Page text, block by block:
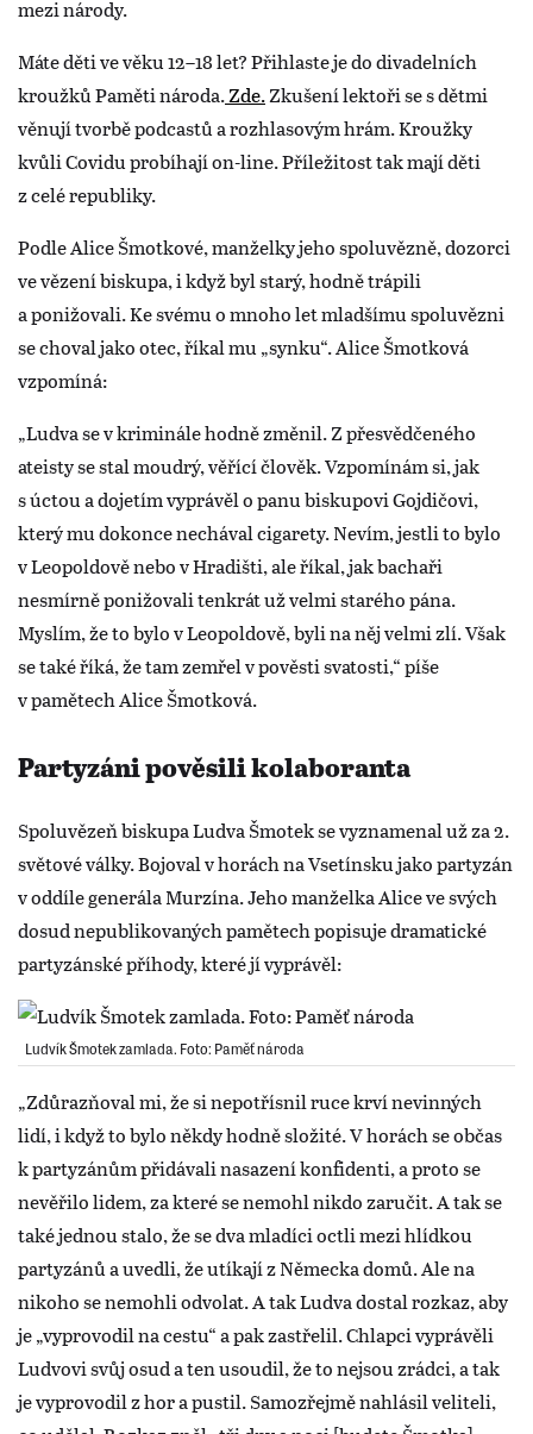
mezi národy.
Máte děti ve věku 12–18 let? Přihlaste je do divadelních
kroužků Paměti národa.Zde.Zkušení lektoři se s dětmi
věnují tvorbě podcastů a rozhlasovým hrám. Kroužky
kvůli Covidu probíhají on-line. Příležitost tak mají děti
z celé republiky.
Podle Alice Šmotkové, manželky jeho spoluvězně, dozorci
ve vězení biskupa, i když byl starý, hodně trápili
a ponižovali. Ke svému o mnoho let mladšímu spoluvězni
se choval jako otec, říkal mu „synku“. Alice Šmotková
vzpomíná:
„Ludva se v kriminále hodně změnil. Z přesvědčeného
ateisty se stal moudrý, věřící člověk. Vzpomínám si, jak
s úctou a dojetím vyprávěl o panu biskupovi Gojdičovi,
který mu dokonce nechával cigarety. Nevím, jestli to bylo
v Leopoldově nebo v Hradišti, ale říkal, jak bachaři
nesmírně ponižovali tenkrát už velmi starého pána.
Myslím, že to bylo v Leopoldově, byli na něj velmi zlí. Však
se také říká, že tam zemřel v pověsti svatosti,“ píše
v pamětech Alice Šmotková.
Partyzáni pověsili kolaboranta
Spoluvězeň biskupa Ludva Šmotek se vyznamenal už za 2.
světové války. Bojoval v horách na Vsetínsku jako partyzán
v oddíle generála Murzína. Jeho manželka Alice ve svých
dosud nepublikovaných pamětech popisuje dramatické
partyzánské příhody, které jí vyprávěl:
Ludvík Šmotek zamlada. Foto: Paměť národa
„Zdůrazňoval mi, že si nepotřísnil ruce krví nevinných
lidí, i když to bylo někdy hodně složité. V horách se občas
k partyzánům přidávali nasazení konfidenti, a proto se
nevěřilo lidem, za které se nemohl nikdo zaručit. A tak se
také jednou stalo, že se dva mladíci octli mezi hlídkou
partyzánů a uvedli, že utíkají z Německa domů. Ale na
nikoho se nemohli odvolat. A tak Ludva dostal rozkaz, aby
je „vyprovodil na cestu“ a pak zastřelil. Chlapci vyprávěli
Ludvovi svůj osud a ten usoudil, že to nejsou zrádci, a tak
je vyprovodil z hor a pustil. Samozřejmě nahlásil veliteli,